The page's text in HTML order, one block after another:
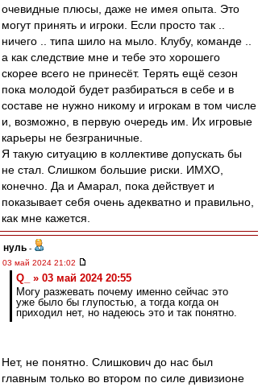
очевидные плюсы, даже не имея опыта. Это
могут принять и игроки. Если просто так ..
ничего .. типа шило на мыло. Клубу, команде ..
а как следствие мне и тебе это хорошего
скорее всего не принесёт. Терять ещё сезон
пока молодой будет разбираться в себе и в
составе не нужно никому и игрокам в том числе
и, возможно, в первую очередь им. Их игровые
карьеры не безграничные.
Я такую ситуацию в коллективе допускать бы
не стал. Слишком большие риски. ИМХО,
конечно. Да и Амарал, пока действует и
показывает себя очень адекватно и правильно,
как мне кажется.
нуль -
03 май 2024 21:02
Q_ » 03 май 2024 20:55
Могу разжевать почему именно сейчас это
уже было бы глупостью, а тогда когда он
приходил нет, но надеюсь это и так понятно.
Нет, не понятно. Слишкович до нас был
главным только во втором по силе дивизионе